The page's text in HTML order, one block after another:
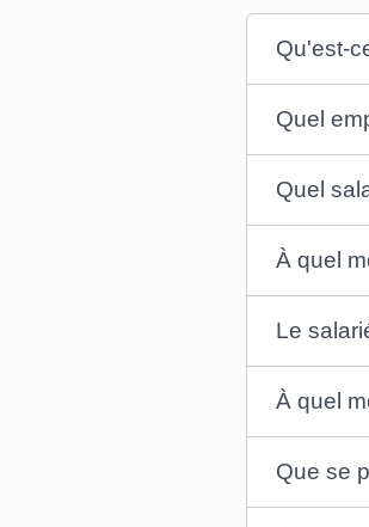
Qu'est-
Quel
Quel
À quel
Le
À quel
Que se